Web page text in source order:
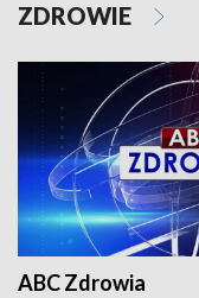
ZDROWIE
ABC Zdrowia